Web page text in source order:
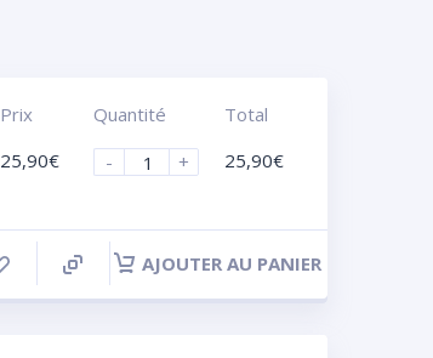
Prix
25,90€
Quantité
-
+
Total
25,90€
AJOUTER AU PANIER